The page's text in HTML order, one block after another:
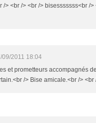
/> <br /> <br /> bisesssssss<br />
09/2011 18:04
et prometteurs accompagnés
/> Bise amicale.<br /> <br